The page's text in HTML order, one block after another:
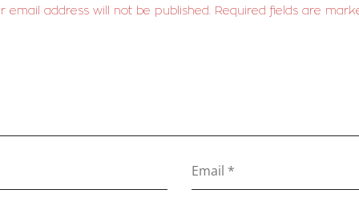
email address will not be published. Required fields are